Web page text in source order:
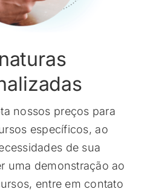
nossos preços para
específicos, ao
de sua
uma demonstração ao
entre em contato